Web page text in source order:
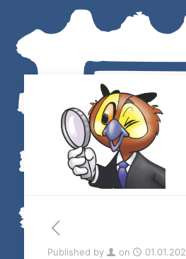
Published by on